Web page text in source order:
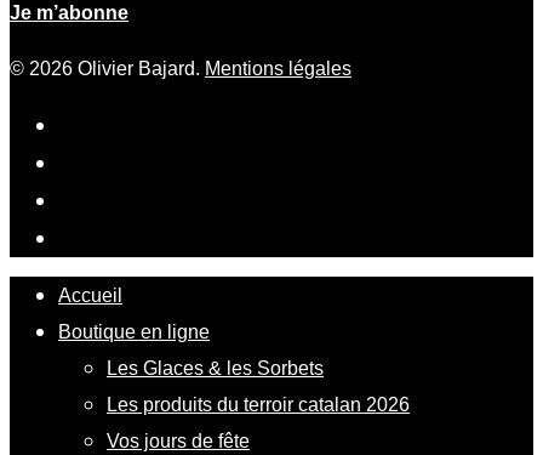
Je m’abonne
© 2026 Olivier Bajard. Mentions légales
Accueil
Boutique en ligne
Les Glaces & les Sorbets
Les produits du terroir catalan 2026
Vos jours de fête